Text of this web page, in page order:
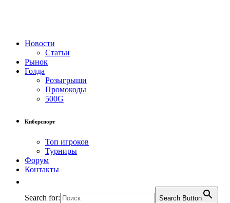
Новости
Статьи
Рынок
Голда
Розыгрыши
Промокоды
500G
Киберспорт
Топ игроков
Турниры
Форум
Контакты
Search for: Search Button